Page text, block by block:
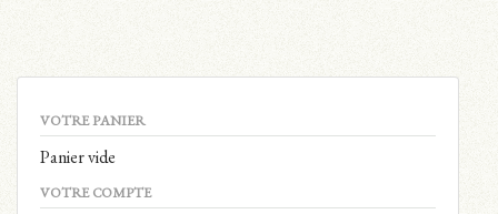
VOTRE PANIER
Panier vide
VOTRE COMPTE